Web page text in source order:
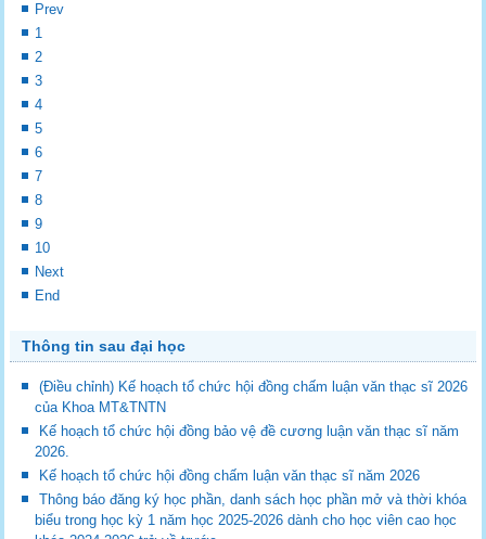
Prev
1
2
3
4
5
6
7
8
9
10
Next
End
Thông tin sau đại học
(Điều chỉnh) Kế hoạch tổ chức hội đồng chấm luận văn thạc sĩ 2026
của Khoa MT&TNTN
Kế hoạch tổ chức hội đồng bảo vệ đề cương luận văn thạc sĩ năm
2026.
Kế hoạch tổ chức hội đồng chấm luận văn thạc sĩ năm 2026
Thông báo đăng ký học phần, danh sách học phần mở và thời khóa
biểu trong học kỳ 1 năm học 2025-2026 dành cho học viên cao học